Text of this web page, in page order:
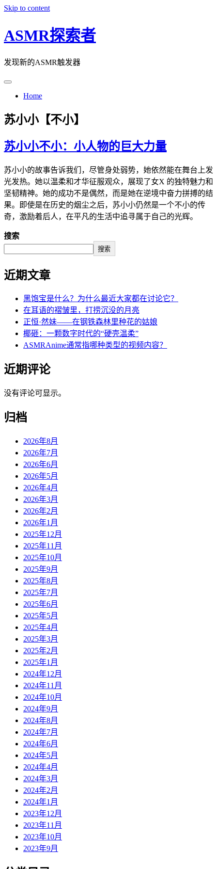
Skip to content
ASMR探索者
发现新的ASMR触发器
Home
苏小小【不小】
苏小小不小：小人物的巨大力量
苏小小的故事告诉我们，尽管身处弱势，她依然能在舞台上发
光发热。她以温柔和才华征服观众，展现了女X 的独特魅力和
坚韧精神。她的成功不是偶然，而是她在逆境中奋力拼搏的结
果。即使是在历史的烟尘之后，苏小小仍然是一个不小的传
奇，激励着后人，在平凡的生活中追寻属于自己的光辉。
搜索
搜索
近期文章
黑饱宝是什么？为什么最近大家都在讨论它？
在耳语的褶皱里，打捞沉没的月亮
正恒·然妹——在钢铁森林里种花的姑娘
椰砸：一颗数字时代的“硬壳温柔”
ASMRAnime通常指哪种类型的视频内容？
近期评论
没有评论可显示。
归档
2026年8月
2026年7月
2026年6月
2026年5月
2026年4月
2026年3月
2026年2月
2026年1月
2025年12月
2025年11月
2025年10月
2025年9月
2025年8月
2025年7月
2025年6月
2025年5月
2025年4月
2025年3月
2025年2月
2025年1月
2024年12月
2024年11月
2024年10月
2024年9月
2024年8月
2024年7月
2024年6月
2024年5月
2024年4月
2024年3月
2024年2月
2024年1月
2023年12月
2023年11月
2023年10月
2023年9月